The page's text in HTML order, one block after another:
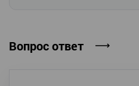
Вопрос ответ